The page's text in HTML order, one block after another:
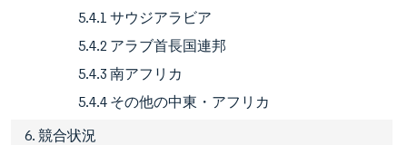
5.4.1 サウジアラビア
5.4.2 アラブ首長国連邦
5.4.3 南アフリカ
5.4.4 その他の中東・アフリカ
6. 競合状況